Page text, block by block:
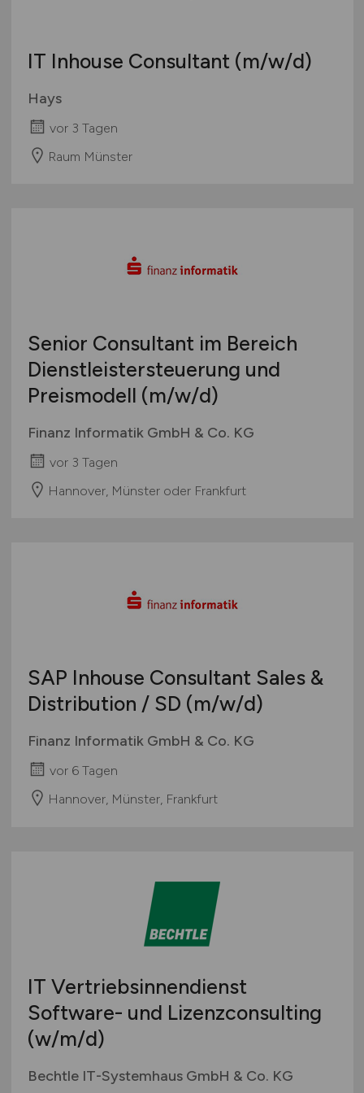
IT Inhouse Consultant (m/w/d)
Hays
vor 3 Tagen
Raum Münster
Senior Consultant im Bereich
Dienstleistersteuerung und
Preismodell (m/w/d)
Finanz Informatik GmbH & Co. KG
vor 3 Tagen
Hannover, Münster oder Frankfurt
SAP Inhouse Consultant Sales &
Distribution / SD (m/w/d)
Finanz Informatik GmbH & Co. KG
vor 6 Tagen
Hannover, Münster, Frankfurt
IT Vertriebsinnendienst
Software- und Lizenzconsulting
(w/m/d)
Bechtle IT-Systemhaus GmbH & Co. KG